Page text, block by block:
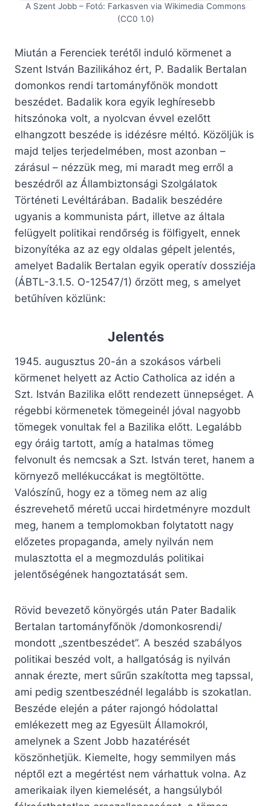
A Szent Jobb – Fotó: Farkasven via Wikimedia Commons
(CC0 1.0)
Miután a Ferenciek terétől induló körmenet a
Szent István Bazilikához ért, P. Badalik Bertalan
domonkos rendi tartományfőnök mondott
beszédet. Badalik kora egyik leghíresebb
hitszónoka volt, a nyolcvan évvel ezelőtt
elhangzott beszéde is idézésre méltó. Közöljük is
majd teljes terjedelmében, most azonban –
zárásul – nézzük meg, mi maradt meg erről a
beszédről az Állambiztonsági Szolgálatok
Történeti Levéltárában. Badalik beszédére
ugyanis a kommunista párt, illetve az általa
felügyelt politikai rendőrség is fölfigyelt, ennek
bizonyítéka az az egy oldalas gépelt jelentés,
amelyet Badalik Bertalan egyik operatív dossziéja
(ÁBTL-3.1.5. O-12547/1) őrzött meg, s amelyet
betűhíven közlünk:
Jelentés
1945. augusztus 20-án a szokásos várbeli
körmenet helyett az Actio Catholica az idén a
Szt. István Bazilika előtt rendezett ünnepséget. A
régebbi körmenetek tömegeinél jóval nagyobb
tömegek vonultak fel a Bazilika előtt. Legalább
egy óráig tartott, amíg a hatalmas tömeg
felvonult és nemcsak a Szt. István teret, hanem a
környező mellékuccákat is megtöltötte.
Valószínű, hogy ez a tömeg nem az alig
észrevehető méretű uccai hirdetményre mozdult
meg, hanem a templomokban folytatott nagy
előzetes propaganda, amely nyilván nem
mulasztotta el a megmozdulás politikai
jelentőségének hangoztatását sem.
Rövid bevezető könyörgés után Pater Badalik
Bertalan tartományfőnök /domonkosrendi/
mondott „szentbeszédet”. A beszéd szabályos
politikai beszéd volt, a hallgatóság is nyilván
annak érezte, mert sűrűn szakította meg tapssal,
ami pedig szentbeszédnél legalább is szokatlan.
Beszéde elején a páter rajongó hódolattal
emlékezett meg az Egyesült Államokról,
amelynek a Szent Jobb hazatérését
köszönhetjük. Kiemelte, hogy semmilyen más
néptől ezt a megértést nem várhattuk volna. Az
amerikaiak ilyen kiemelését, a hangsúlyból